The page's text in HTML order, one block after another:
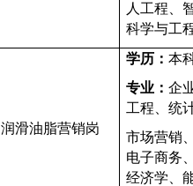
人工程、
科学与工
润滑油脂营销岗
学历： 本
专业： 企
工程、统
市场营销
电子商务
经济学、